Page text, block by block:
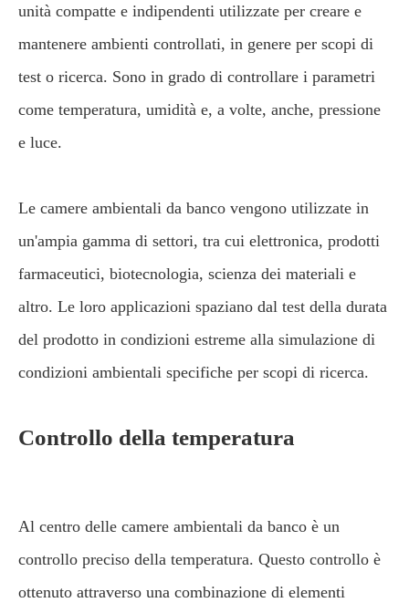
unità compatte e indipendenti utilizzate per creare e
mantenere ambienti controllati, in genere per scopi di
test o ricerca. Sono in grado di controllare i parametri
come temperatura, umidità e, a volte, anche, pressione
e luce.
Le camere ambientali da banco vengono utilizzate in
un'ampia gamma di settori, tra cui elettronica, prodotti
farmaceutici, biotecnologia, scienza dei materiali e
altro. Le loro applicazioni spaziano dal test della durata
del prodotto in condizioni estreme alla simulazione di
condizioni ambientali specifiche per scopi di ricerca.
Controllo della temperatura
Al centro delle camere ambientali da banco è un
controllo preciso della temperatura. Questo controllo è
ottenuto attraverso una combinazione di elementi